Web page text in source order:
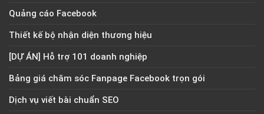
Quảng cáo Facebook
Thiết kế bộ nhận diện thương hiệu
[DỰ ÁN] Hỗ trợ 101 doanh nghiệp
Bảng giá chăm sóc Fanpage Facebook trọn gói
Dịch vụ viết bài chuẩn SEO